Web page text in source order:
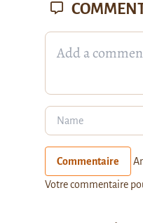
Commentaire
Votre commentaire